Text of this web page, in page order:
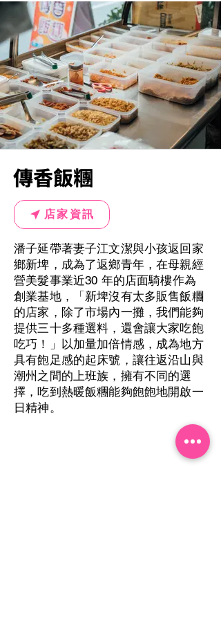
傳香飯糰
店家資訊
潘子延帶著妻子江文潔與小孩返回家
鄉新埤，成為了返鄉青年，在母親經
營美髮事業近30 年的店面騎樓作為
創業基地，「新埤沒有太多販售飯糰
的店家，除了市場內一攤，我們能夠
提供三十多種選料，還會讓大家吃飽
吃巧！」以加量加倍情感，成為地方
具有飽足感的起床號，讓往返沿山與
潮州之間的上班族，擁有不同的選
擇，吃到熱暖飯糰能夠飽飽地開啟一
日精神。